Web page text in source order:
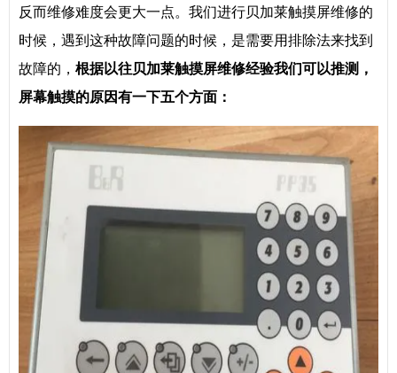
反而维修难度会更大一点。我们进行贝加莱触摸屏维修的
时候，遇到这种故障问题的时候，是需要用排除法来找到
故障的， 根据以往贝加莱触摸屏维修经验我们可以推测，
屏幕触摸的原因有一下五个方面：